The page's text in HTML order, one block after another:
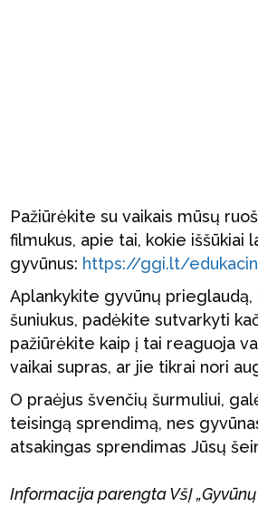
Pažiūrėkite su vaikais mūsų
filmukus, apie tai, kokie iššūkiai
gyvūnus: https://ggi.lt/
Aplankykite gyvūnų
šuniukus, padėkite sutvarkyti
pažiūrėkite kaip į tai reaguoja
vaikai supras, ar jie tikrai nori
O praėjus švenčių šurmuliui,
teisingą sprendimą, nes
atsakingas sprendimas Jūsų
Informacija parengta VšĮ